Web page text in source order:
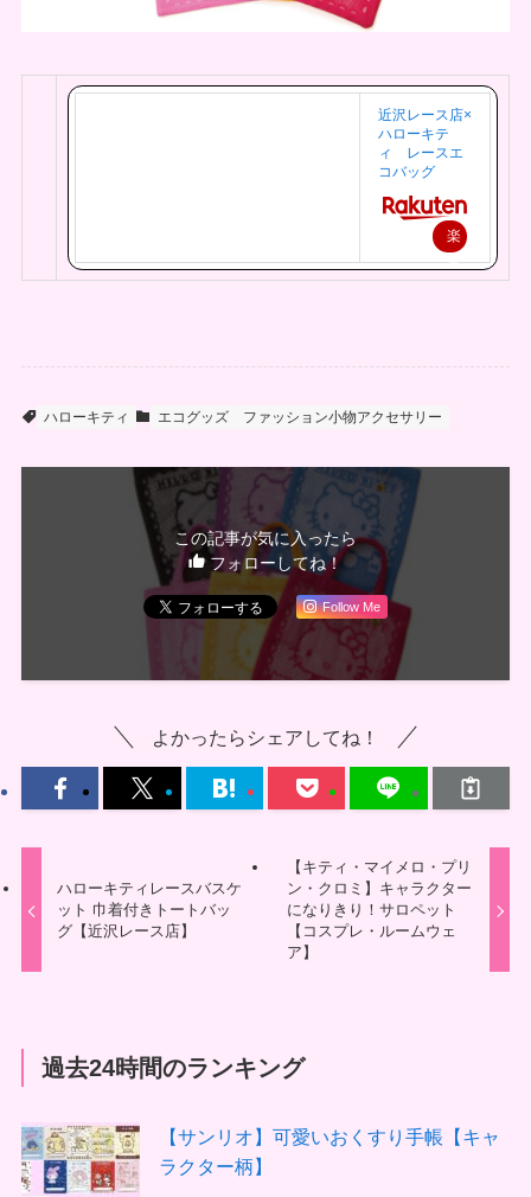
近沢レース店×
ハローキテ
ィ レースエ
コバッグ
楽
天
入
ハローキティ エコグッズ ファッション小物アクセサリー
この記事が気に入ったら
フォローしてね！
Follow Me
よかったらシェアしてね！
ハローキティレースバスケ
ット 巾着付きトートバッ
グ【近沢レース店】
【キティ・マイメロ・プリ
ン・クロミ】キャラクター
になりきり！サロペット
【コスプレ・ルームウェ
ア】
過去24時間のランキング
【サンリオ】可愛いおくすり手帳【キャ
ラクター柄】